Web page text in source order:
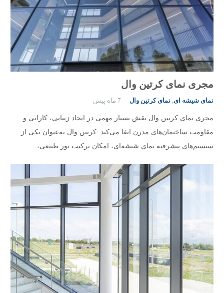
مجری نمای کرتین وال
نمای شیشه ای, نمای کرتین وال 7 ماه پیش
مجری نمای کرتین وال نقش بسیار مهمی در ایجاد زیبایی، کارایی و
مقاومت ساختمان‌های مدرن ایفا می‌کند. کرتین وال به‌عنوان یکی از
سیستم‌های پیشرفته نمای شیشه‌ای، امکان ترکیب نور طبیعی،…